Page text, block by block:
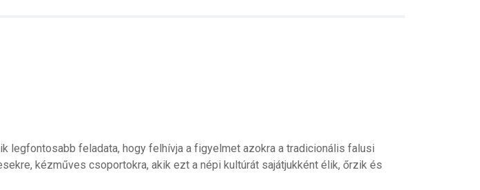
legfontosabb feladata, hogy felhívja a figyelmet azokra a tradicionális falusi
kézműves csoportokra, akik ezt a népi kultúrát sajátjukként élik, őrzik és